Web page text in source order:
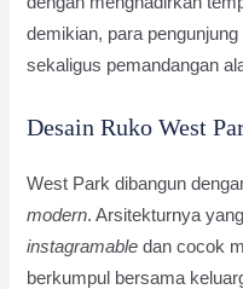
demikian, para
sekaligus pemandangan
Desain Ruko West
West Park dibangun
modern. Arsitekturnya
instagramable dan cocok
berkumpul bersama